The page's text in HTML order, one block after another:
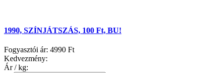
1990, SZÍNJÁTSZÁS, 100 Ft, BU!
Fogyasztói ár: 4990 Ft
Kedvezmény:
Ár / kg: